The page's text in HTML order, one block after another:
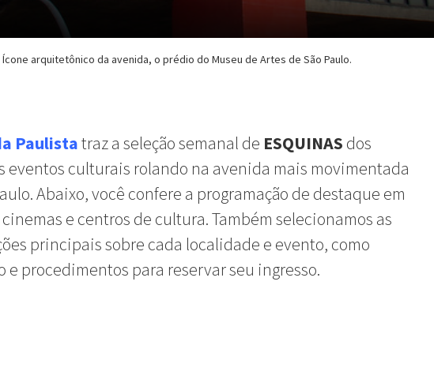
Ícone arquitetônico da avenida, o prédio do Museu de Artes de São Paulo.
Paulistatraza seleçãosemanal de ESQUINAS dos
eventos culturais rolando na avenida mais movimentada
Abaixo,você confere a programação de destaque em
e centros de cultura.Também selecionamos as
principaissobre cada localidade e evento, como
e procedimentos para reservarseu ingresso.